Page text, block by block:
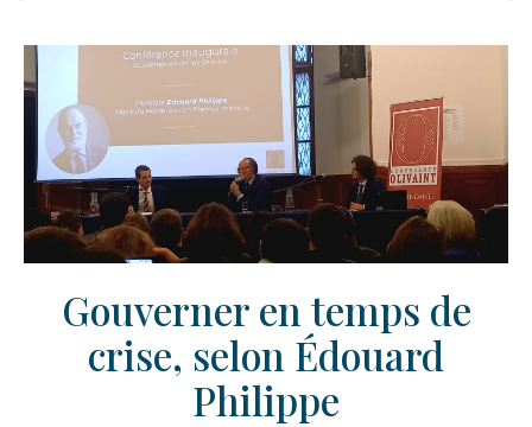
Gouverner en temps de
crise, selon Édouard
Philippe